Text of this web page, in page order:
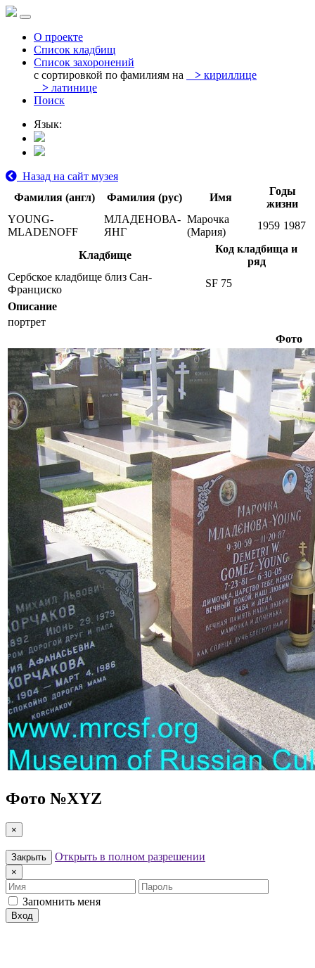
О проекте
Список кладбищ
Список захоронений
с сортировкой по фамилиям на
> кириллице
> латинице
Поиск
Язык:
Назад на сайт музея
Фамилия (англ)
Фамилия (рус) Имя
Годы
жизни
YOUNG-
MLADENOFF
МЛАДЕНОВА-
ЯНГ
Марочка
(Мария)
1959 1987
Кладбище
Код кладбища и
ряд
Сербское кладбище близ Сан-
Франциско
SF 75
Описание
портрет
Фото
Фото №XYZ
×
Закрыть Открыть в полном разрешении
×
Имя
Пароль
Запомнить меня
Вход